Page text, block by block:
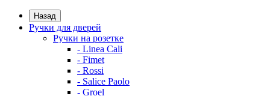
Назад
Ручки для дверей
Ручки на розетке
- Linea Cali
- Fimet
- Rossi
- Salice Paolo
- Groel